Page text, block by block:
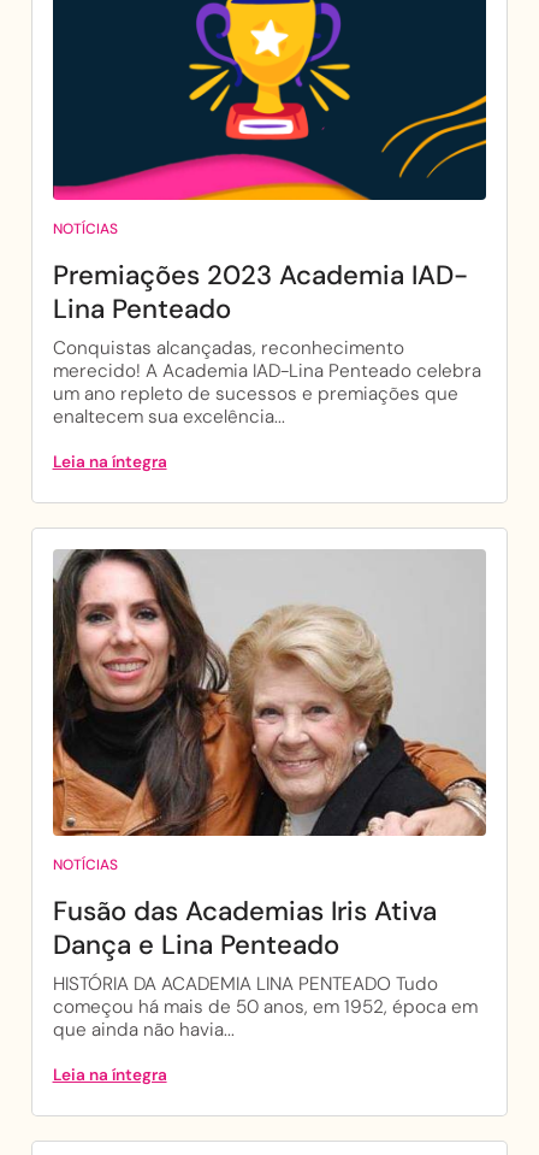
NOTÍCIAS
Premiações 2023 Academia IAD-
Lina Penteado
Conquistas alcançadas, reconhecimento
merecido! A Academia IAD-Lina Penteado celebra
um ano repleto de sucessos e premiações que
enaltecem sua excelência...
Leia na íntegra
NOTÍCIAS
Fusão das Academias Iris Ativa
Dança e Lina Penteado
HISTÓRIA DA ACADEMIA LINA PENTEADO Tudo
começou há mais de 50 anos, em 1952, época em
que ainda não havia...
Leia na íntegra